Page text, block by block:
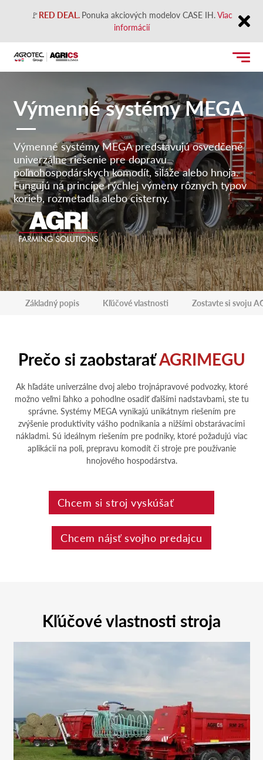
🚩RED DEAL. Ponuka akciových modelov CASE IH.Viac
informácií
Close
Výmenné systémy MEGA
Výmenné systémy MEGA predstavujú osvedčené
univerzálne riešenie pre dopravu
poľnohospodárskych komodít, siláže alebo hnoja.
Fungujú na princípe rýchlej výmeny rôznych typov
korieb, rozmetadla alebo cisterny.
Základný popis Kľúčové vlastnosti Zostavte si svoju
Prečo si zaobstaraťAGRIMEGU
Ak hľadáte univerzálne dvoj alebo trojnápravové podvozky, ktoré
možno veľmi ľahko a pohodlne osadiť ďalšími nadstavbami, ste tu
správne. Systémy MEGA vynikajú unikátnym riešením pre
zvýšenie produktivity vášho podnikania a nižšími obstarávacími
nákladmi. Sú ideálnym riešením pre podniky, ktoré požadujú viac
aplikácií na poli, prepravu komodít či stroje pre používanie
hnojového hospodárstva.
Chcem si stroj vyskúšať
Chcem nájsť svojho predajcu
Kľúčové vlastnosti stroja